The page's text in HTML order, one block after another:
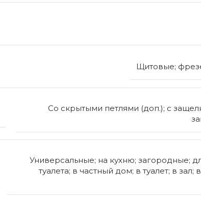
Щитовые;
Со скрытыми петлями (доп.); с
Универсальные; на кухню; загородные;
туалета; в частный дом; в туалет; в зал;